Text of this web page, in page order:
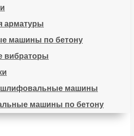
арматуры
машины по бетону
вибраторы
шлифовальные машины
машины по бетону